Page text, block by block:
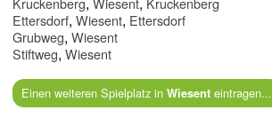
Ettersdorf, Wiesent, Ettersdorf
Grubweg, Wiesent
Stiftweg, Wiesent
Einen weiteren Spielplatz in Wiesenteintragen...